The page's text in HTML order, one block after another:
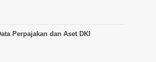
Perpajakan dan Aset DKI